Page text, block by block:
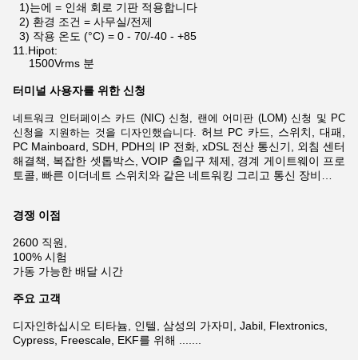
1)는에 = 인쇄 회로 기판 적용합니다
2) 환경 조건 = 사무실/전제
3) 작용 온도 (°C) = 0 - 70/-40 - +85
11.Hipot:
1500Vrms 분
터미널 사용자를 위한 신청
네트워크 인터페이스 카드 (NIC) 신청, 랜에 어미판 (LOM) 신청 및 PC
신청을 지원하는 것을 디자인했습니다. 허브 PC 카드, 스위치, 대패,
PC Mainboard, SDH, PDH의 IP 전화, xDSL 전산 통신기,
외침 센터
해결책, 복잡한 셋톱박스, VOIP 출입구 체제, 경계 게이트웨이 프로
토콜, 빠른 이더네트 스위치와 같은 네트워킹 그리고 통신 장비
경쟁 이점
2600 직원,
100% 시험
가동 가능한 배달 시간
주요 고객
디자인하십시오 티타늄, 인텔, 삼성의 가자미, Jabil, Flextronics,
Cypress, Freescale, EKF를 위해 .......